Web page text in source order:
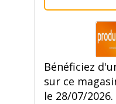
Bénéficiez
sur ce
le 28/07/2026.